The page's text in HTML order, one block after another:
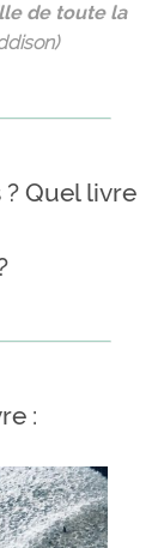
de toute la
Quel livre
: